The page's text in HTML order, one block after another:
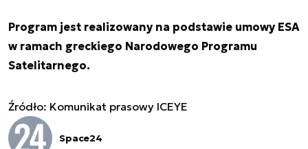
Program jest realizowany na podstawie umowy ESA
w ramach greckiego Narodowego Programu
Satelitarnego.
Źródło: Komunikat prasowy ICEYE
Space24